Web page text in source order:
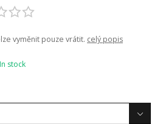
vyměnit pouze vrátit. celý popis
stock